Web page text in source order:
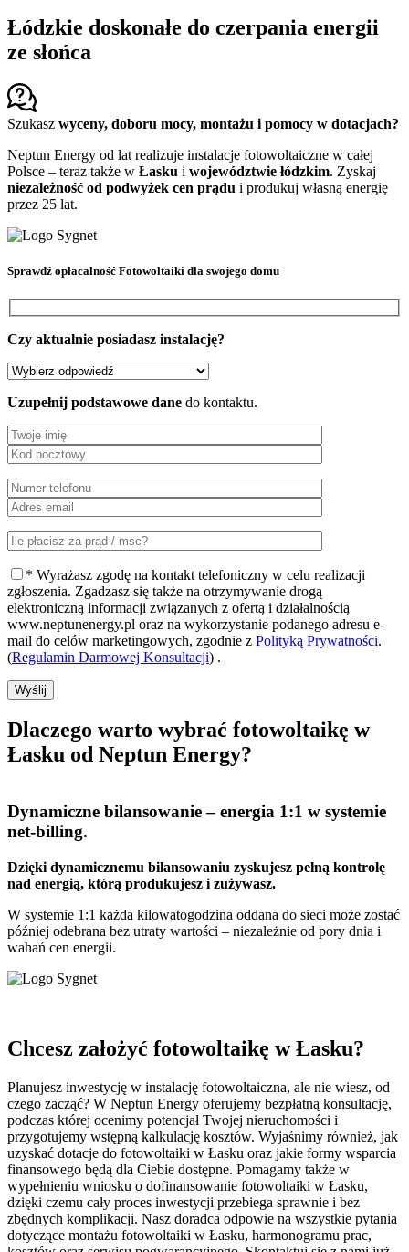
Łódzkie doskonałe do czerpania energii
ze słońca
Szukasz wyceny, doboru mocy, montażu i pomocy w dotacjach?
Neptun Energy od lat realizuje instalacje fotowoltaiczne w całej
Polsce – teraz także w Łasku i województwie łódzkim. Zyskaj
niezależność od podwyżek cen prądu i produkuj własną energię
przez 25 lat.
Sprawdź opłacalność Fotowoltaiki dla swojego domu
Czy aktualnie posiadasz instalację?
Uzupełnij podstawowe dane do kontaktu.
* Wyrażasz zgodę na kontakt telefoniczny w celu realizacji
zgłoszenia. Zgadzasz się także na otrzymywanie drogą
elektroniczną informacji związanych z ofertą i działalnością
www.neptunenergy.pl oraz na wykorzystanie podanego adresu e-
mail do celów marketingowych, zgodnie z Polityką Prywatności.
(Regulamin Darmowej Konsultacji) .
Wyślij
Dlaczego warto wybrać fotowoltaikę w
Łasku od Neptun Energy?
Dynamiczne bilansowanie– energia 1:1 w systemie
net-billing.
Dzięki dynamicznemu bilansowaniu zyskujesz pełną kontrolę
nad energią, którą produkujesz i zużywasz.
W systemie 1:1 każda kilowatogodzina oddana do sieci może zostać
później odebrana bez utraty wartości – niezależnie od pory dnia i
wahań cen energii.
Chcesz założyć fotowoltaikę w Łasku?
Planujesz inwestycję w instalację fotowoltaiczna, ale nie wiesz, od
czego zacząć? W Neptun Energy oferujemy bezpłatną konsultację,
podczas której ocenimy potencjał Twojej nieruchomości i
przygotujemy wstępną kalkulację kosztów. Wyjaśnimy również, jak
uzyskać dotacje do fotowoltaiki w Łasku oraz jakie formy wsparcia
finansowego będą dla Ciebie dostępne. Pomagamy także w
wypełnieniu wniosku o dofinansowanie fotowoltaiki w Łasku,
dzięki czemu cały proces inwestycji przebiega sprawnie i bez
zbędnych komplikacji. Nasz doradca odpowie na wszystkie pytania
dotyczące montażu fotowoltaiki w Łasku, harmonogramu prac,